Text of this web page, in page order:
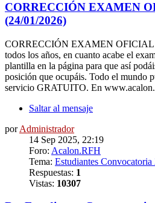
CORRECCIÓN EXAMEN
(24/01/2026)
CORRECCIÓN EXAMEN OFICIAL
todos los años, en cuanto acabe el
plantilla en la página para que así
posición que ocupáis. Todo el mundo
servicio GRATUITO. En
Saltar al mensaje
porAdministrador
14 Sep 2025, 22:19
Foro: Acalon.RFH
Tema: Estudiantes Convocatoria
Respuestas: 1
Vistas: 10307